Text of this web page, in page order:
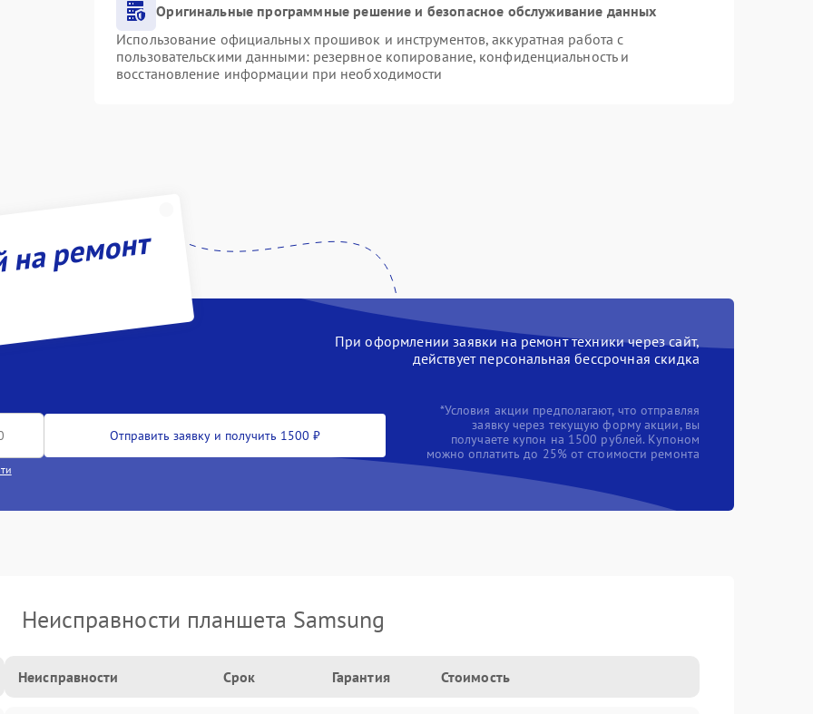
Оригинальные программные решение и безопасное обслуживание данных
Использование официальных прошивок и инструментов, аккуратная работа с
пользовательскими данными: резервное копирование, конфиденциальность и
восстановление информации при необходимости
ремонт
При оформлении заявки на ремонт техники через сайт,
действует персональная бессрочная скидка
Отправить заявку и получить 1500 ₽
*Условия акции предполагают, что отправляя
заявку через текущую форму акции, вы
получаете купон на 1500 рублей. Купоном
можно оплатить до 25% от стоимости ремонта
Неисправности планшета Samsung
Неисправности Срок Гарантия Стоимость